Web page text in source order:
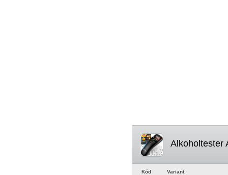
Alkoholtester
Kód Variant